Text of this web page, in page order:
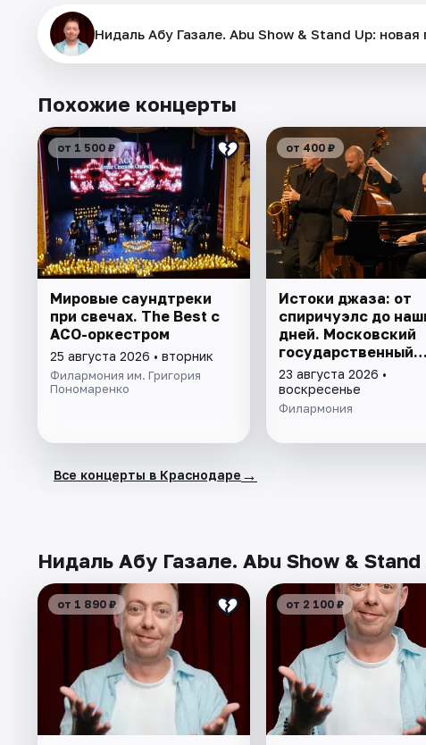
Нидаль Абу Газале. Abu Show & Stand Up: новая
Похожие концерты
от 1 500 ₽
Мировые саундтреки
при свечах. The Best с
АСО-оркестром
25 августа 2026 • вторник
Филармония им. Григория
Пономаренко
от 400 ₽
Истоки джаза: от
спиричуэлс до
дней. Московский
государственный
академический
камерный хор
23 августа 2026 •
воскресенье
Филармония
Все концерты в Краснодаре →
Нидаль Абу Газале. Abu Show &
от 1 890 ₽ от 2 100 ₽